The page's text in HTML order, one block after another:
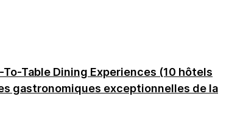
Table Dining Experiences (10 hôtels
gastronomiques exceptionnelles de la